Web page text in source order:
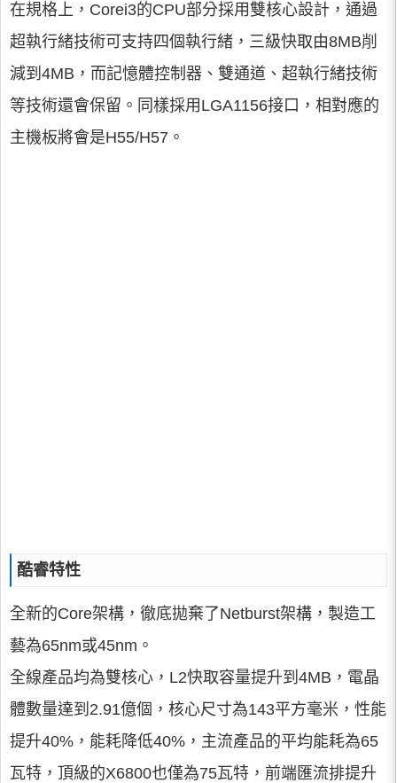
在規格上，Corei3的CPU部分採用雙核心設計，通過
超執行緒技術可支持四個執行緒，三級快取由8MB削
減到4MB，而記憶體控制器、雙通道、超執行緒技術
等技術還會保留。同樣採用LGA1156接口，相對應的
主機板將會是H55/H57。
酷睿特性
全新的Core架構，徹底拋棄了Netburst架構，製造工
藝為65nm或45nm。
全線產品均為雙核心，L2快取容量提升到4MB，電晶
體數量達到2.91億個，核心尺寸為143平方毫米，性能
提升40%，能耗降低40%，主流產品的平均能耗為65
瓦特，頂級的X6800也僅為75瓦特，前端匯流排提升